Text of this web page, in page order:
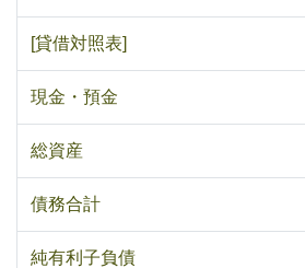
[貸借対照表]
現金・預金
総資産
債務合計
純有利子負債